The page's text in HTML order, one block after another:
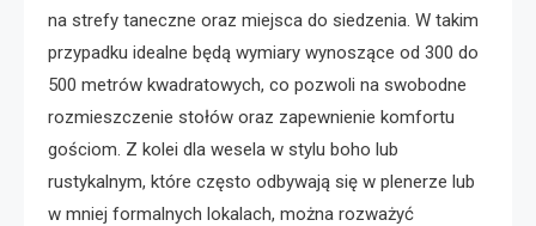
na strefy taneczne oraz miejsca do siedzenia. W takim
przypadku idealne będą wymiary wynoszące od 300 do
500 metrów kwadratowych, co pozwoli na swobodne
rozmieszczenie stołów oraz zapewnienie komfortu
gościom. Z kolei dla wesela w stylu boho lub
rustykalnym, które często odbywają się w plenerze lub
w mniej formalnych lokalach, można rozważyć